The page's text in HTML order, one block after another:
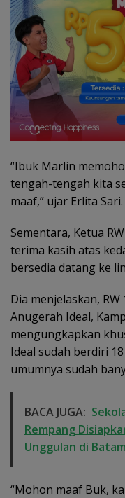
“Ibuk Marlin
tengah-tengah kita
maaf,” ujar Erlita Sari.
Sementara, Ketua
terima kasih atas
bersedia datang ke
Dia menjelaskan,
Anugerah Ideal,
mengungkapkan
Ideal sudah berdiri
umumnya sudah
BACA JUGA:
Rempang
Unggulan di Batam
“Mohon maaf Buk,